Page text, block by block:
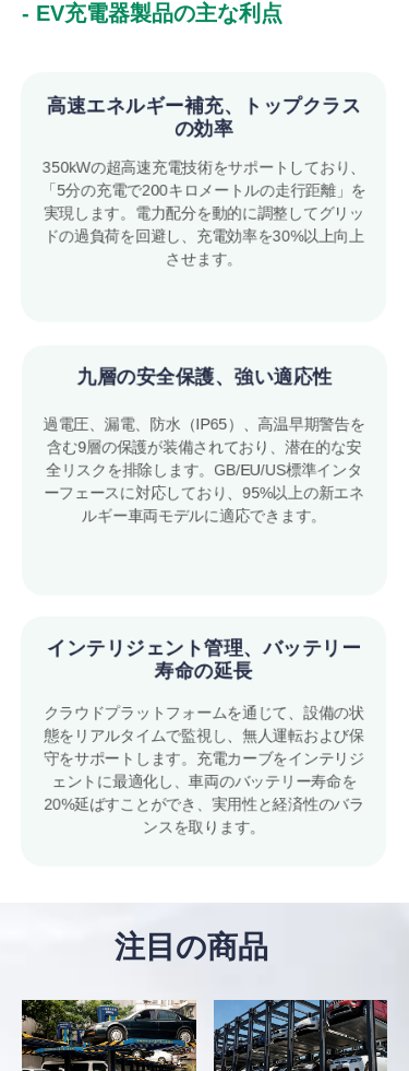
- EV充電器製品の主な利点
高速エネルギー補充、トップクラス
の効率
350kWの超高速充電技術をサポートしており、
「5分の充電で200キロメートルの走行距離」を
実現します。電力配分を動的に調整してグリッ
ドの過負荷を回避し、充電効率を30%以上向上
させます。
九層の安全保護、強い適応性
インテリジェント管理、バッテリー
寿命の延長
過電圧、漏電、防水（IP65）、高温早期警告を
含む9層の保護が装備されており、潜在的な安
全リスクを排除します。GB/EU/US標準インタ
ーフェースに対応しており、95%以上の新エネ
ルギー車両モデルに適応できます。
クラウドプラットフォームを通じて、設備の状
態をリアルタイムで監視し、無人運転および保
守をサポートします。充電カーブをインテリジ
ェントに最適化し、車両のバッテリー寿命を
20%延ばすことができ、実用性と経済性のバラ
ンスを取ります。
注目の商品